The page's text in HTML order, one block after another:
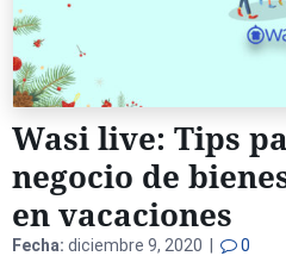
Wasi live: Tips
negocio de
en vacaciones
Fecha: diciembre 9, 2020 | 0